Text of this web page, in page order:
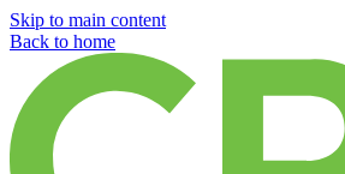
Skip to main content
Back to home